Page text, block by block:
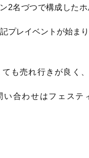
2名づつで構成した
プレイベントが始ま
も売れ行きが良く
い合わせはフェステ